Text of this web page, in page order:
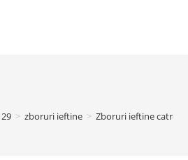
29 > zboruri ieftine > Zboruri ieftine catre